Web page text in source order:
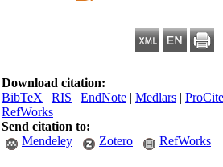
Download citation:
BibTeX|RIS|EndNote|Medlars|
RefWorks
Send citation to:
Mendeley
Zotero RefWorks